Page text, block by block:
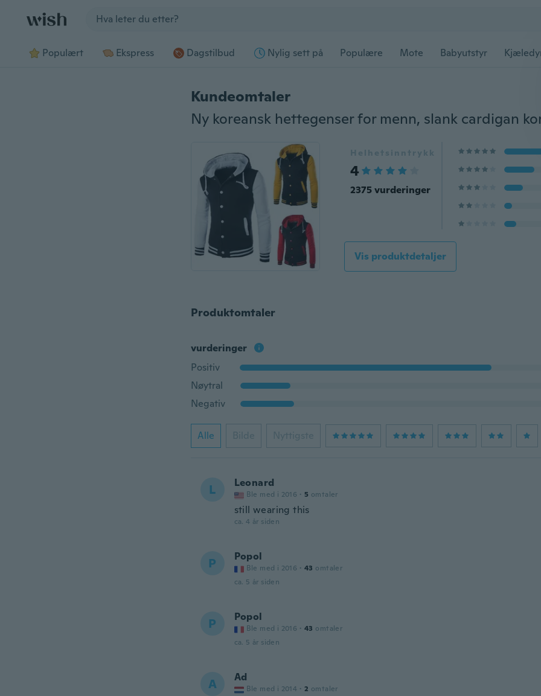
Populært Ekspress Dagstilbud Nylig sett på Populære Mote Babyutstyr
Kundeomtaler
Ny koreansk hettegenser for menn, slank cardigan
Helhetsinntrykk
4
2375 vurderinger
Vis produktdetaljer
Produktomtaler
vurderinger
Positiv
Nøytral
Negativ
Alle Bilde Nyttigste
L Leonard
Ble med i 2016 · 5 omtaler
still wearing this
ca. 4 år siden
P Popol
Ble med i 2016 · 43 omtaler
ca. 5 år siden
P Popol
Ble med i 2016 · 43 omtaler
ca. 5 år siden
A Ad
Ble med i 2014 · 2 omtaler